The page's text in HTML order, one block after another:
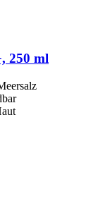
250 ml